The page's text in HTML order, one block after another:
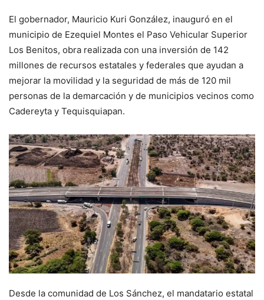
El gobernador, Mauricio Kuri González, inauguró en el
municipio de Ezequiel Montes el Paso Vehicular Superior
Los Benitos, obra realizada con una inversión de 142
millones de recursos estatales y federales que ayudan a
mejorar la movilidad y la seguridad de más de 120 mil
personas de la demarcación y de municipios vecinos como
Cadereyta y Tequisquiapan.
Desde la comunidad de Los Sánchez, el mandatario estatal